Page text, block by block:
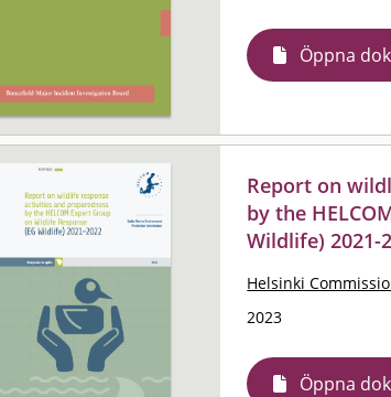
Öppna
Report on
by the
Wildlife) 2021-
Helsinki
2023
Öppna